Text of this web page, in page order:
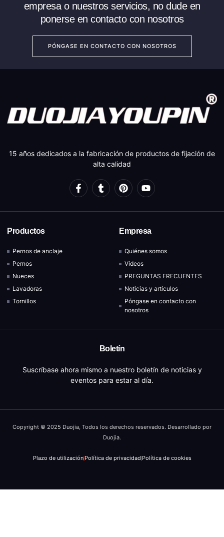
empresa o nuestros servicios, no dude en
ponerse en contacto con nosotros
PÓNGASE EN CONTACTO CON NOSOTROS
15 años dedicados a la fabricación de productos de fijación de
alta calidad
Productos
Pernos de anclaje
Pernos
Nueces
Lavadoras
Tornillos
Empresa
Quiénes somos
Vídeos
PREGUNTAS FRECUENTES
Noticias y artículos
Póngase en contacto con
nosotros
Boletín
Suscríbase ahora mismo a nuestro boletín de noticias y
eventos para estar al día.
Copyright © 2025 Duojia, Todos los derechos reservados. Desarrollado por
Duojia.
Plazo de utilizaciónPolítica de privacidadPolítica de cookies